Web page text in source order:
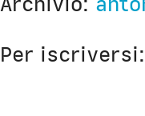
Nausicaa
Per iscriversi: